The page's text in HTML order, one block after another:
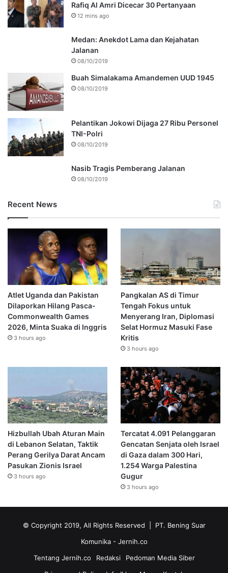
Rafiq Al Amri Dicecar 30 Pertanyaan
12 mins ago
Medan: Anekdot Lama dan Kejahatan
Jalanan
08/10/2019
Buah Simalakama Amandemen UUD 1945
08/10/2019
Pelantikan Jokowi Dijaga 27 Ribu Personel
TNI-Polri
08/10/2019
Nasib Tragis Pemberang Jalanan
08/10/2019
Recent News
Atlet Uganda dan Pakistan
Dilaporkan Hilang Pasca-
Commonwealth Games
2026, Minta Suaka di Inggris
3 hours ago
Pangkalan AS di Timur
Tengah Fokus untuk
Menyerang Iran, Diplomasi
Selat Hormuz Masuki Fase
Kritis
3 hours ago
Hizbullah Ubah Aturan Main
di Lebanon Selatan, Taktik
Perang Gerilya Darat Ancam
Pasukan Zionis Israel
3 hours ago
Tercatat 4.091 Pelanggaran
Gencatan Senjata oleh Israel
di Gaza dalam 300 Hari,
1.254 Warga Palestina
Gugur
3 hours ago
© Copyright 2019, All Rights Reserved | PT. Bening Suar
Komunika - Jernih.co
Tentang Jernih.co
Redaksi
Pedoman Media Siber